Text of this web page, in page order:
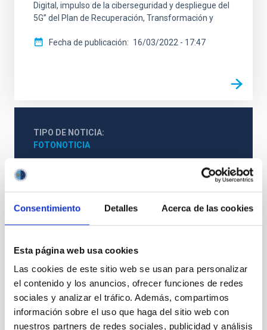
Consentimiento Detalles Acerca de las cookies
Esta página web usa cookies
Las cookies de este sitio web se usan para personalizar
el contenido y los anuncios, ofrecer funciones de redes
sociales y analizar el tráfico. Además, compartimos
información sobre el uso que haga del sitio web con
nuestros partners de redes sociales, publicidad y análisis
Digital, impulso de la ciberseguridad y despliegue del
5G” del Plan de Recuperación, Transformación y
Fecha de publicación 16/03/2022 - 17:47
TIPO DE NOTICIA
FOTONOTICIA
Telecomunicaciones
SETELECO RedIris